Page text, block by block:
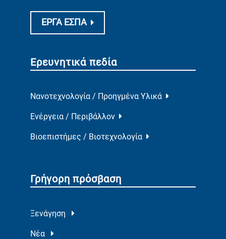
ΕΡΓΑ ΕΣΠΑ
Ερευνητικά πεδία
Νανοτεχνολογία / Προηγμένα Υλικά
Ενέργεια / Περιβάλλον
Βιοεπιστήμες / Βιοτεχνολογία
Γρήγορη πρόσβαση
Ξενάγηση
Νέα